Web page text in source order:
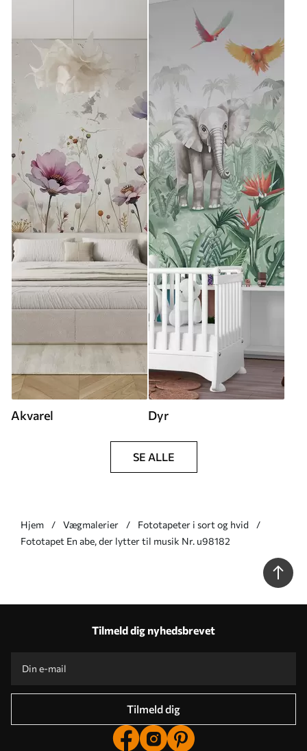
Akvarel Dyr
SE ALLE
Hjem Vægmalerier
Fototapeter i sort og hvid
Fototapet En abe, der lytter til musik Nr. u98182
Tilmeld dig nyhedsbrevet
Tilmeld dig